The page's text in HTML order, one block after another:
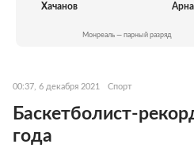
Хачанов
Монреаль — парный разряд
00:37, 6 декабря 2021 Спорт
Баскетболист-
года